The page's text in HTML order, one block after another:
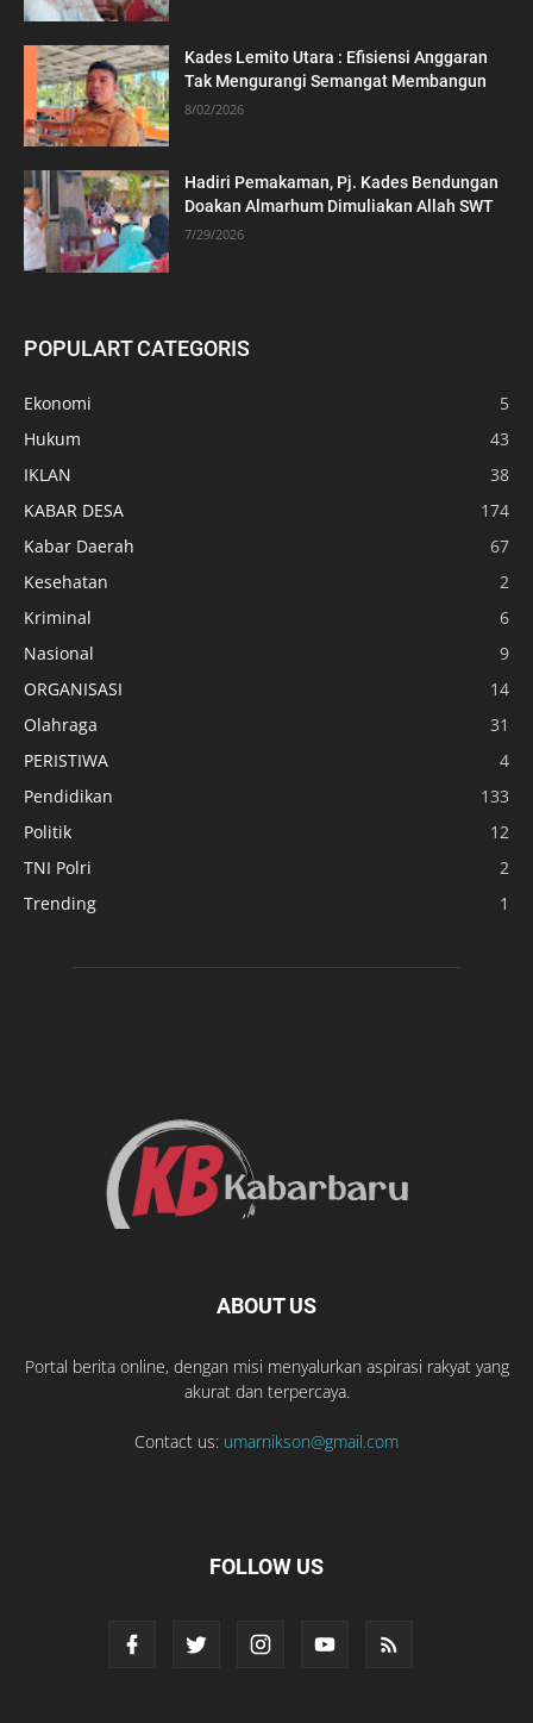
Kades Lemito Utara : Efisiensi Anggaran
Tak Mengurangi Semangat Membangun
8/02/2026
Hadiri Pemakaman, Pj. Kades Bendungan
Doakan Almarhum Dimuliakan Allah SWT
7/29/2026
POPULART CATEGORIS
Ekonomi
5
Hukum
43
IKLAN
38
KABAR DESA
174
Kabar Daerah
67
Kesehatan
2
Kriminal
6
Nasional
9
ORGANISASI
14
Olahraga
31
PERISTIWA
4
Pendidikan
133
Politik
12
TNI Polri
2
Trending
1
ABOUT US
Portal berita online, dengan misi menyalurkan aspirasi rakyat yang
akurat dan terpercaya.
Contact us: umarnikson@gmail.com
FOLLOW US